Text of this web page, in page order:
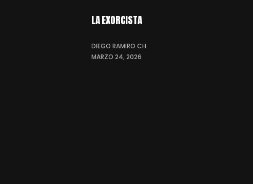
LA EXORCISTA
DIEGO RAMIRO CH.
MARZO 24, 2026